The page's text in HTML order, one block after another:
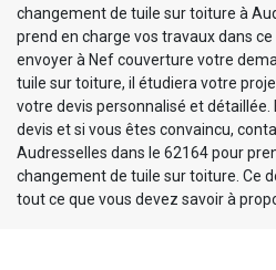
changement de tuile sur toiture à
prend en charge vos travaux dans
envoyer à Nef couverture votre
tuile sur toiture, il étudiera votre
votre devis personnalisé et détaillée.
devis et si vous êtes convaincu,
Audresselles dans le 62164 pour
changement de tuile sur toiture. Ce
tout ce que vous devez savoir à